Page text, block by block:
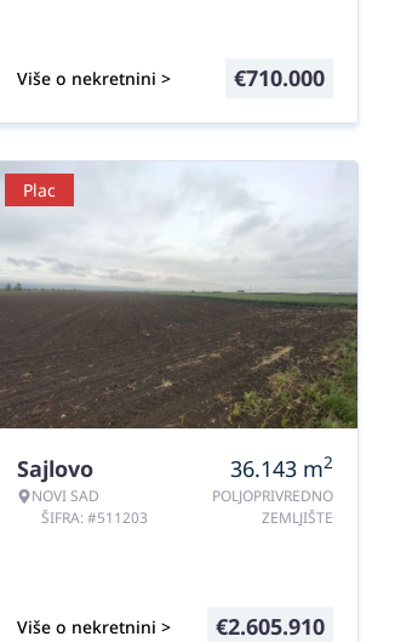
Više o nekretnini > €710.000
Plac
Sajlovo
NOVI SAD
ŠIFRA: #511203
36.143 m2
POLJOPRIVREDNO
ZEMLJIŠTE
Više o nekretnini > €2.605.910